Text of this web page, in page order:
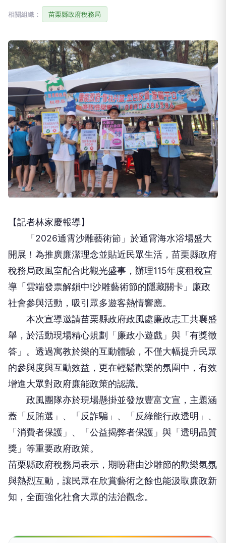
相關組織： 苗栗縣政府稅務局
【記者林家慶報導】
「2026通霄沙雕藝術節」於通霄海水浴場盛大
開展！為推廣廉潔理念並貼近民眾生活，苗栗縣政府
稅務局政風室配合此觀光盛事，辦理115年度租稅宣
導「雲端發票解鎖中!沙雕藝術節的隱藏關卡」廉政
社會參與活動，吸引眾多遊客熱情響應。
本次宣導邀請苗栗縣政府政風處廉政志工共襄盛
舉，於活動現場精心規劃「廉政小遊戲」與「有獎徵
答」。透過寓教於樂的互動體驗，不僅大幅提升民眾
的參與度與互動效益，更在輕鬆歡樂的氛圍中，有效
增進大眾對政府廉能政策的認識。
政風團隊亦於現場懸掛並發放豐富文宣，主題涵
蓋「反賄選」、「反詐騙」、「反綠能行政透明」、
「消費者保護」、「公益揭弊者保護」與「透明晶質
獎」等重要政府政策。
苗栗縣政府稅務局表示，期盼藉由沙雕節的歡樂氣氛
與熱烈互動，讓民眾在欣賞藝術之餘也能汲取廉政新
知，全面強化社會大眾的法治觀念。